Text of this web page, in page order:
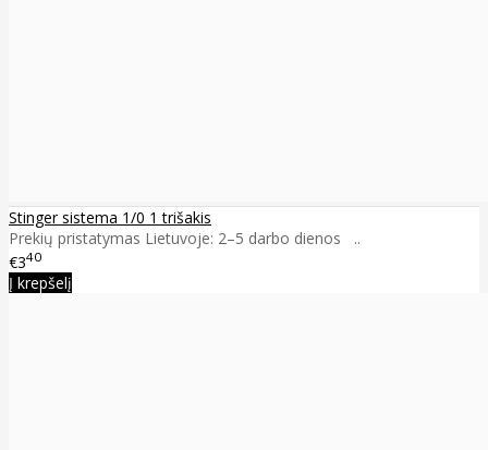
Stinger sistema 1/0 1 trišakis
Prekių pristatymas Lietuvoje: 2–5 darbo dienos ..
€340
Į krepšelį